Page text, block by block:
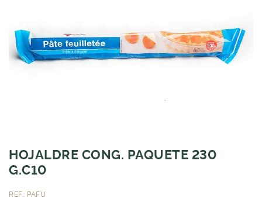
HOJALDRE CONG. PAQUETE 230
G.C10
REF.: PAFU